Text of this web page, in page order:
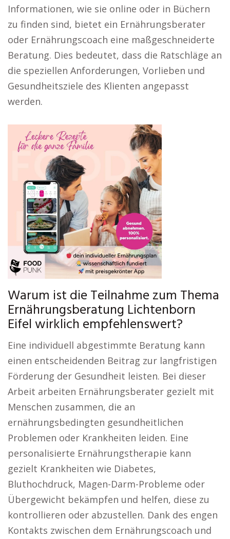
Informationen, wie sie online oder in Büchern
zu finden sind, bietet ein Ernährungsberater
oder Ernährungscoach eine maßgeschneiderte
Beratung. Dies bedeutet, dass die Ratschläge an
die speziellen Anforderungen, Vorlieben und
Gesundheitsziele des Klienten angepasst
werden.
Warum ist die Teilnahme zum Thema
Ernährungsberatung Lichtenborn
Eifel wirklich empfehlenswert?
Eine individuell abgestimmte Beratung kann
einen entscheidenden Beitrag zur langfristigen
Förderung der Gesundheit leisten. Bei dieser
Arbeit arbeiten Ernährungsberater gezielt mit
Menschen zusammen, die an
ernährungsbedingten gesundheitlichen
Problemen oder Krankheiten leiden. Eine
personalisierte Ernährungstherapie kann
gezielt Krankheiten wie Diabetes,
Bluthochdruck, Magen-Darm-Probleme oder
Übergewicht bekämpfen und helfen, diese zu
kontrollieren oder abzustellen. Dank des engen
Kontakts zwischen dem Ernährungscoach und